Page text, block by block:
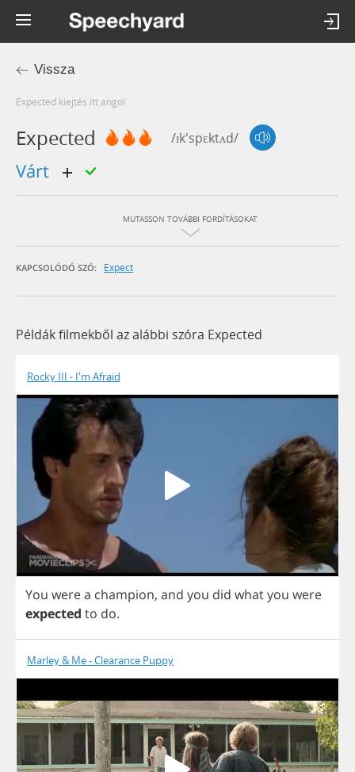
Vissza
expected kiejtés itt angol
Expected /ɪk'spɛktʌd/
várt
MUTASSON TOVÁBBI FORDÍTÁSOKAT
KAPCSOLÓDÓ SZÓ: Expect
Példák filmekből az alábbi szóra Expected
Rocky III - I'm Afraid
You werea champion, and you did whatyou were
expected to do.
Marley & Me - Clearance Puppy